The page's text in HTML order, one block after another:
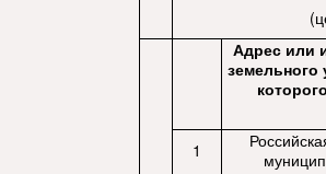
Адрес или
земельного
1